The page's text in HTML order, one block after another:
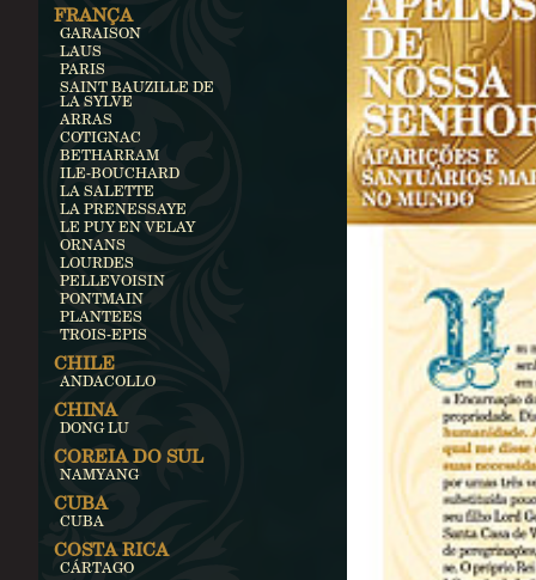
FRANÇA
GARAISON
LAUS
PARIS
SAINT BAUZILLE DE
LA SYLVE
ARRAS
COTIGNAC
BETHARRAM
ILE-BOUCHARD
LA SALETTE
LA PRENESSAYE
LE PUY EN VELAY
ORNANS
LOURDES
PELLEVOISIN
PONTMAIN
PLANTEES
TROIS-EPIS
CHILE
ANDACOLLO
CHINA
DONG LU
COREIA DO SUL
NAMYANG
CUBA
CUBA
COSTA RICA
CÁRTAGO